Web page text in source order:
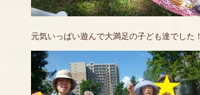
元気いっぱい遊んで大満足の子ども達でした！